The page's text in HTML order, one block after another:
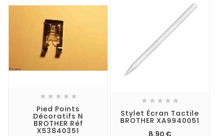
    
Pied Points
Décoratifs N
BROTHER Réf
X53840351
    
Stylet Écran Tactile
BROTHER XA9940051